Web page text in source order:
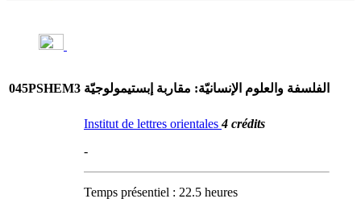
045PSHEM3 الفلسفة والعلوم الإنسانيّة: مقاربة إبستيمولوجيّة
Institut de lettres orientales4 crédits
-
Temps présentiel : 22.5 heures